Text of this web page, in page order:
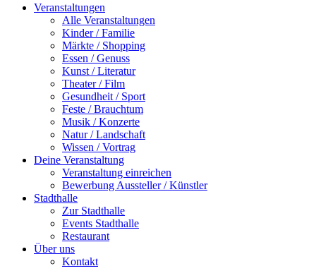
Veranstaltungen
Alle Veranstaltungen
Kinder / Familie
Märkte / Shopping
Essen / Genuss
Kunst / Literatur
Theater / Film
Gesundheit / Sport
Feste / Brauchtum
Musik / Konzerte
Natur / Landschaft
Wissen / Vortrag
Deine Veranstaltung
Veranstaltung einreichen
Bewerbung Aussteller / Künstler
Stadthalle
Zur Stadthalle
Events Stadthalle
Restaurant
Über uns
Kontakt